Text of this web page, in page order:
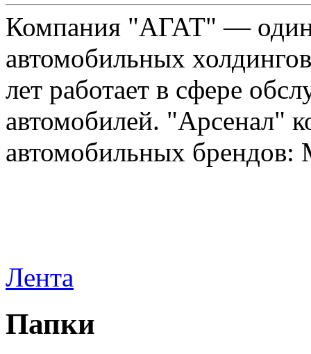
Компания "АГАТ" —
автомобильных
лет работает в сфере
автомобилей. "Арсенал"
автомобильных
Лента
Папки